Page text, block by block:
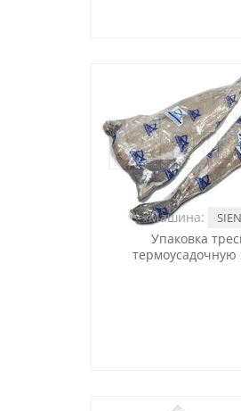
Упаковка
термоусадочную
Машина: